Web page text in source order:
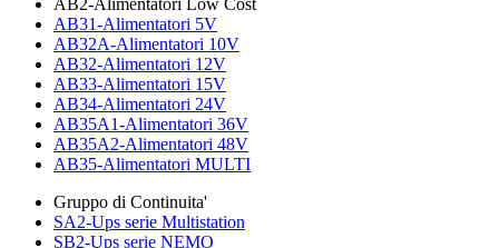
AB2-Alimentatori Low Cost
AB31-Alimentatori 5V
AB32A-Alimentatori 10V
AB32-Alimentatori 12V
AB33-Alimentatori 15V
AB34-Alimentatori 24V
AB35A1-Alimentatori 36V
AB35A2-Alimentatori 48V
AB35-Alimentatori MULTI
Gruppo di Continuita'
SA2-Ups serie Multistation
SB2-Ups serie NEMO